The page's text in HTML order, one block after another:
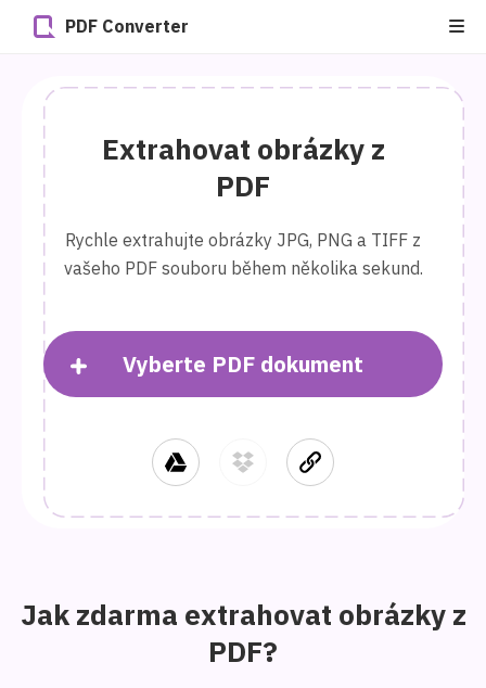
PDF Converter
Extrahovat obrázky z
PDF
Rychle extrahujte obrázky JPG, PNG a TIFF z
vašeho PDF souboru během několika sekund.
Vyberte PDF dokument
Jak zdarma extrahovat obrázky z
PDF?